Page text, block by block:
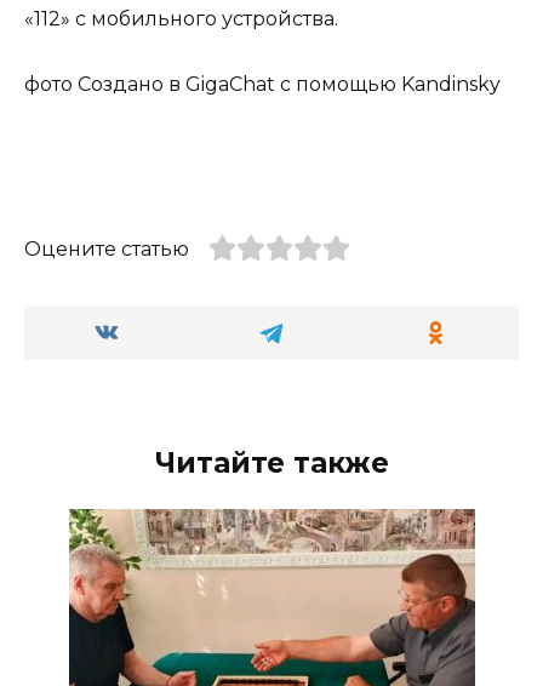
«112» с мобильного устройства.
фото Создано в GigaChat с помощью Kandinsky
Оцените статью
Читайте также